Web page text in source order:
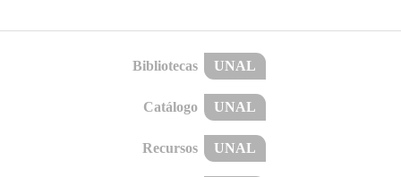
Bibliotecas UNAL
Catálogo UNAL
Recursos UNAL